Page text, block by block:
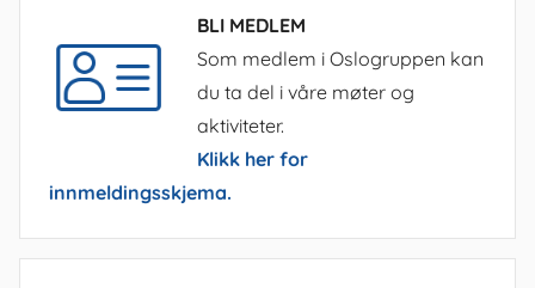
BLI MEDLEM
Som medlem i Oslogruppen kan
du ta del i våre møter og
aktiviteter.
Klikk her for
innmeldingsskjema.